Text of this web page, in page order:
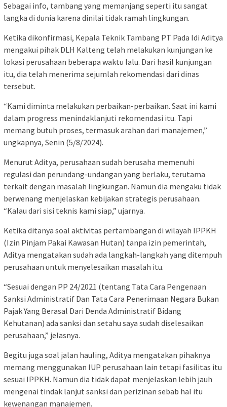
Sebagai info, tambang yang memanjang seperti itu sangat
langka di dunia karena dinilai tidak ramah lingkungan.
Ketika dikonfirmasi, Kepala Teknik Tambang PT Pada Idi Aditya
mengakui pihak DLH Kalteng telah melakukan kunjungan ke
lokasi perusahaan beberapa waktu lalu. Dari hasil kunjungan
itu, dia telah menerima sejumlah rekomendasi dari dinas
tersebut.
“Kami diminta melakukan perbaikan-perbaikan. Saat ini kami
dalam progress menindaklanjuti rekomendasi itu. Tapi
memang butuh proses, termasuk arahan dari manajemen,”
ungkapnya, Senin (5/8/2024).
Menurut Aditya, perusahaan sudah berusaha memenuhi
regulasi dan perundang-undangan yang berlaku, terutama
terkait dengan masalah lingkungan. Namun dia mengaku tidak
berwenang menjelaskan kebijakan strategis perusahaan.
“Kalau dari sisi teknis kami siap,” ujarnya.
Ketika ditanya soal aktivitas pertambangan di wilayah IPPKH
(Izin Pinjam Pakai Kawasan Hutan) tanpa izin pemerintah,
Aditya mengatakan sudah ada langkah-langkah yang ditempuh
perusahaan untuk menyelesaikan masalah itu.
“Sesuai dengan PP 24/2021 (tentang Tata Cara Pengenaan
Sanksi Administratif Dan Tata Cara Penerimaan Negara Bukan
Pajak Yang Berasal Dari Denda Administratif Bidang
Kehutanan) ada sanksi dan setahu saya sudah diselesaikan
perusahaan,” jelasnya.
Begitu juga soal jalan hauling, Aditya mengatakan pihaknya
memang menggunakan IUP perusahaan lain tetapi fasilitas itu
sesuai IPPKH. Namun dia tidak dapat menjelaskan lebih jauh
mengenai tindak lanjut sanksi dan perizinan sebab hal itu
kewenangan manajemen.